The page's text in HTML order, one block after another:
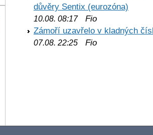
důvěry Sentix (eurozóna)
10.08. 08:17Fio
Zámoří uzavřelo v kladných
07.08. 22:25 Fio